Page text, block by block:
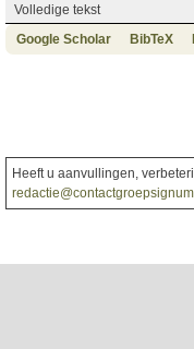
Volledige tekst
Google Scholar
BibTeX
Heeft u aanvullingen,